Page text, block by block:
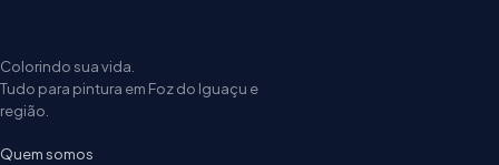
Colorindo sua vida.
Tudo para pintura em Foz do Iguaçu e
região.
Quem somos